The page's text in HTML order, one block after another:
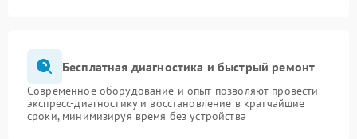
Бесплатная диагностика и быстрый ремонт
Современное оборудование и опыт позволяют провести
экспресс-диагностику и восстановление в кратчайшие
сроки, минимизируя время без устройства